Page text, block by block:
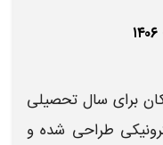
برایسال تحصیلی
طراحی شده و